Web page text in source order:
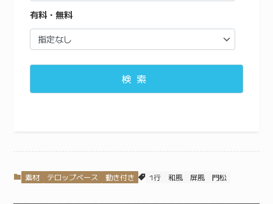
有料・無料
検索
素材 テロップベース 動き付き 1行 和風 屏風 門松